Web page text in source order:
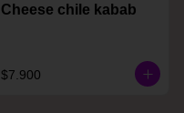
Cheese chile kabab
$7.900